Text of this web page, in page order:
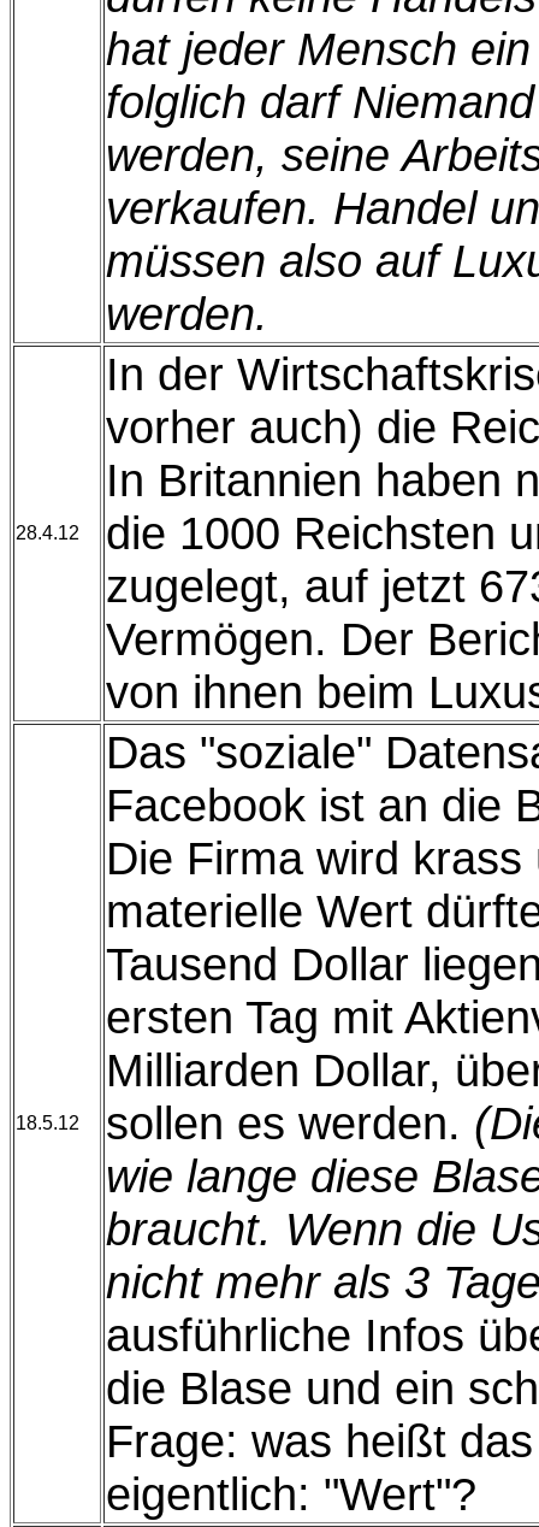
hat jeder Mensch
folglich darf
werden, seine
verkaufen. Handel
müssen also auf
werden.
28.4.12
In der
vorher auch) die
In Britannien haben
die 1000 Reichsten
zugelegt, auf jetzt
Vermögen. Der
von ihnen beim
18.5.12
Das "soziale"
Facebook ist an die
Die Firma wird
materielle Wert
Tausend Dollar
ersten Tag mit
Milliarden Dollar,
sollen es werden.
wie lange diese
braucht. Wenn die
nicht mehr als 3
ausführliche Infos
die Blase und ein
Frage: was heißt
eigentlich: "Wert"?